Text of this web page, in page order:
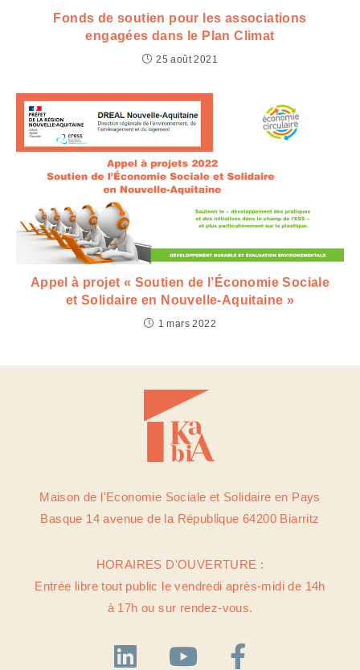
Fonds de soutien pour les associations
engagées dans le Plan Climat
25 août 2021
Appel à projet « Soutien de l’Économie Sociale
et Solidaire en Nouvelle-Aquitaine »
1 mars 2022
Maison de l'Economie Sociale et Solidaire en Pays
Basque 14 avenue de la République 64200 Biarritz
HORAIRES D'OUVERTURE :
Entrée libre tout public le vendredi après-midi de 14h
à 17h ou sur rendez-vous.